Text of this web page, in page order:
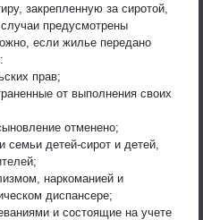
закрепленную за сиротой,
предусмотрены
если жилье передано
прав;
от выполнения своих
отменено;
детей-сирот и детей,
наркоманией и
диспансере;
и состоящие на учете